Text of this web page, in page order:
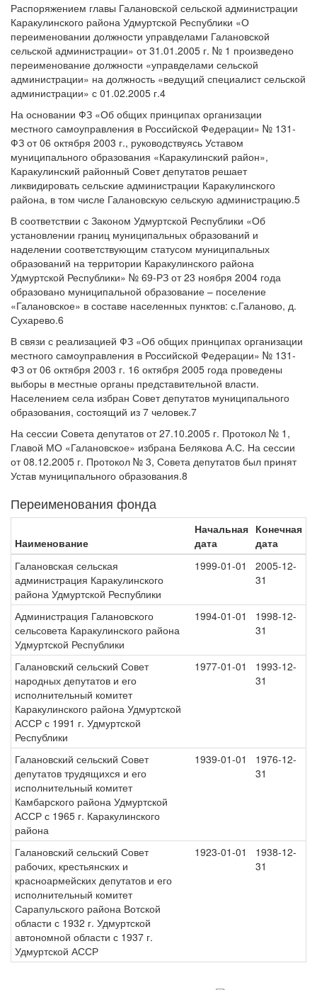
Распоряжением главы Галановской сельской администрации
Каракулинского района Удмуртской Республики «О
переименовании должности управделами Галановской
сельской администрации» от 31.01.2005 г. № 1 произведено
переименование должности «управделами сельской
администрации» на должность «ведущий специалист сельской
администрации» с 01.02.2005 г.4
На основании ФЗ «Об общих принципах организации
местного самоуправления в Российской Федерации» № 131-
ФЗ от 06 октября 2003 г., руководствуясь Уставом
муниципального образования «Каракулинский район»,
Каракулинский районный Совет депутатов решает
ликвидировать сельские администрации Каракулинского
района, в том числе Галановскую сельскую администрацию.5
В соответствии с Законом Удмуртской Республики «Об
установлении границ муниципальных образований и
наделении соответствующим статусом муниципальных
образований на территории Каракулинского района
Удмуртской Республики» № 69-РЗ от 23 ноября 2004 года
образовано муниципальной образование – поселение
«Галановское» в составе населенных пунктов: с.Галаново, д.
Сухарево.6
В связи с реализацией ФЗ «Об общих принципах организации
местного самоуправления в Российской Федерации» № 131-
ФЗ от 06 октября 2003 г. 16 октября 2005 года проведены
выборы в местные органы представительной власти.
Населением села избран Совет депутатов муниципального
образования, состоящий из 7 человек.7
На сессии Совета депутатов от 27.10.2005 г. Протокол № 1,
Главой МО «Галановское» избрана Белякова А.С. На сессии
от 08.12.2005 г. Протокол № 3, Совета депутатов был принят
Устав муниципального образования.8
Переименования фонда
Наименование
Начальная
дата
Конечная
дата
Галановская сельская
администрация Каракулинского
района Удмуртской Республики
1999-01-01
2005-12-
31
Администрация Галановского
сельсовета Каракулинского района
Удмуртской Республики
1994-01-01
1998-12-
31
Галановский сельский Совет
народных депутатов и его
исполнительный комитет
Каракулинского района Удмуртской
АССР с 1991 г. Удмуртской
Республики
1977-01-01
1993-12-
31
Галановский сельский Совет
депутатов трудящихся и его
исполнительный комитет
Камбарского района Удмуртской
АССР с 1965 г. Каракулинского
района
1939-01-01
1976-12-
31
Галановский сельский Совет
рабочих, крестьянских и
красноармейских депутатов и его
исполнительный комитет
Сарапульского района Вотской
области с 1932 г. Удмуртской
автономной области с 1937 г.
Удмуртской АССР
1923-01-01
1938-12-
31